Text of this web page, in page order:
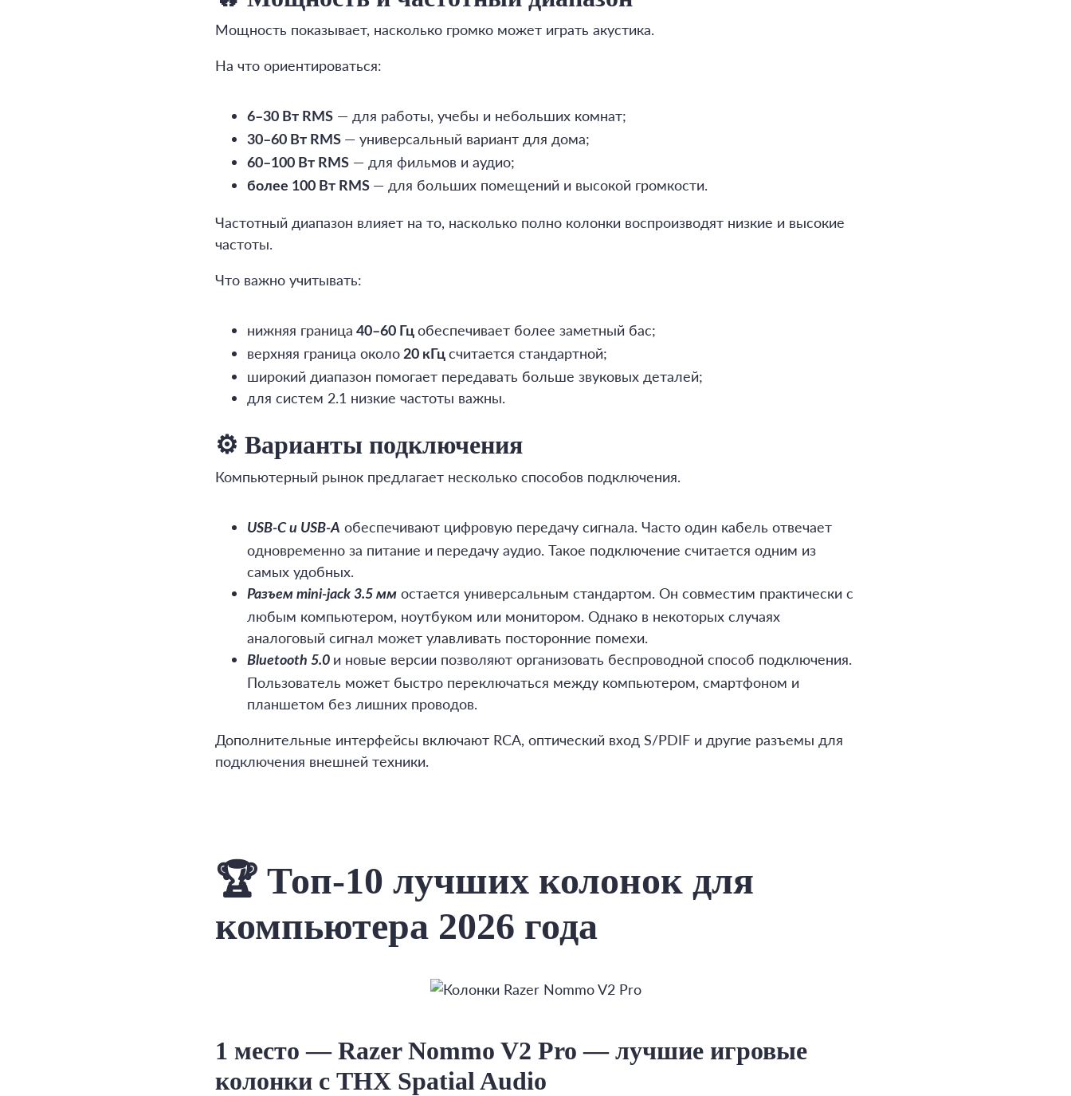
Мощность показывает, насколько громко может играть акустика.
На что ориентироваться:
6–30 Вт RMS — для работы, учебы и небольших комнат;
30–60 Вт RMS — универсальный вариант для дома;
60–100 Вт RMS — для фильмов и аудио;
более 100 Вт RMS — для больших помещений и высокой громкости.
Частотный диапазон влияет на то, насколько полно колонки воспроизводят низкие и высокие
частоты.
Что важно учитывать:
нижняя граница 40–60 Гц обеспечивает более заметный бас;
верхняя граница около 20 кГц считается стандартной;
широкий диапазон помогает передавать больше звуковых деталей;
для систем 2.1 низкие частоты важны.
⚙️ Варианты подключения
Компьютерный рынок предлагает несколько способов подключения.
USB-C и USB-A обеспечивают цифровую передачу сигнала. Часто один кабель отвечает
одновременно за питание и передачу аудио. Такое подключение считается одним из
самых удобных.
Разъем mini-jack 3.5 мм остается универсальным стандартом. Он совместим практически с
любым компьютером, ноутбуком или монитором. Однако в некоторых случаях
аналоговый сигнал может улавливать посторонние помехи.
Bluetooth 5.0 и новые версии позволяют организовать беспроводной способ подключения.
Пользователь может быстро переключаться между компьютером, смартфоном и
планшетом без лишних проводов.
Дополнительные интерфейсы включают RCA, оптический вход S/PDIF и другие разъемы для
подключения внешней техники.
🏆 Топ-10 лучших колонок для
компьютера 2026 года
1 место — Razer Nommo V2 Pro — лучшие игровые
колонки с THX Spatial Audio